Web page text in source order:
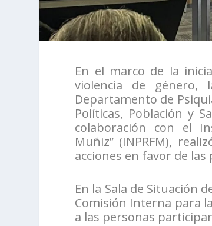
En el marco de la
violencia de género,
Departamento de
Políticas, Población y
colaboración con el
Muñiz” (INPRFM),
acciones en favor de las
En la Sala de Situación
Comisión Interna para
a las personas